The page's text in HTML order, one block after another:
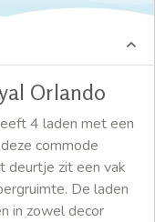
Orlando
4 laden met een
commode
deurtje zit een vak
De laden
in zowel decor